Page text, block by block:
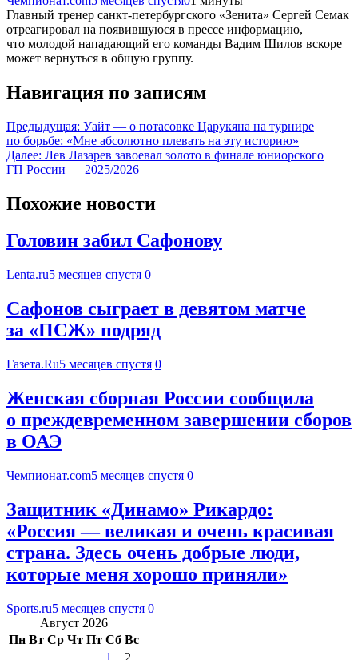
Главный тренер санкт-петербургского «Зенита» Сергей Семак
отреагировал на появившуюся в прессе информацию,
что молодой нападающий его команды Вадим Шилов вскоре
может вернуться в общую группу.
Навигация по записям
Предыдущая: Уайт — о потасовке Царукяна на турнире
по борьбе: «Мне абсолютно плевать на эту историю»
Далее: Лев Лазарев завоевал золото в финале юниорского
ГП России — 2025/2026
Похожие новости
Головин забил Сафонову
Lenta.ru5 месяцев спустя 0
Сафонов сыграет в девятом матче
за «ПСЖ» подряд
Газета.Ru5 месяцев спустя 0
Женская сборная России сообщила
о преждевременном завершении сборов
в ОАЭ
Чемпионат.com5 месяцев спустя 0
Защитник «Динамо» Рикардо:
«Россия — великая и очень красивая
страна. Здесь очень добрые люди,
которые меня хорошо приняли»
Sports.ru5 месяцев спустя 0
Август 2026
Пн Вт Ср Чт Пт Сб Вс
1
2